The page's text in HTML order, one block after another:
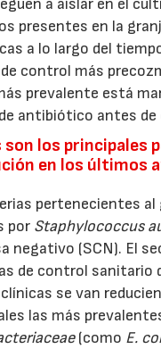
presentes en la
a lo largo del
control más
prevalente está
antibiótico antes
son los principales
en los últimos
pertenecientes al
por Staphylococcus
negativo (SCN). El
de control sanitario
se van
las más
(como E.